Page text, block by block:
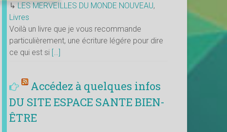
↳ LES MERVEILLES DU MONDE NOUVEAU,
Livres
Voilà un livre que je vous recommande
particulièrement, une écriture légére pour dire
ce qui est si […]
Accédez à quelques infos
DU SITE ESPACE SANTE BIEN-
ÊTRE